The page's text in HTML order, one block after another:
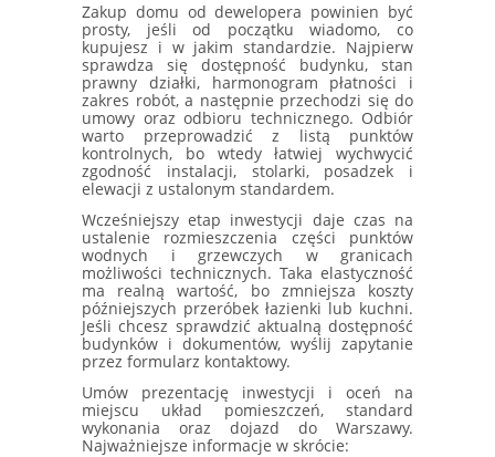
Zakup domu od dewelopera powinien być
prosty, jeśli od początku wiadomo, co
kupujesz i w jakim standardzie. Najpierw
sprawdza się dostępność budynku, stan
prawny działki, harmonogram płatności i
zakres robót, a następnie przechodzi się do
umowy oraz odbioru technicznego. Odbiór
warto przeprowadzić z listą punktów
kontrolnych, bo wtedy łatwiej wychwycić
zgodność instalacji, stolarki, posadzek i
elewacji z ustalonym standardem.
Wcześniejszy etap inwestycji daje czas na
ustalenie rozmieszczenia części punktów
wodnych i grzewczych w granicach
możliwości technicznych. Taka elastyczność
ma realną wartość, bo zmniejsza koszty
późniejszych przeróbek łazienki lub kuchni.
Jeśli chcesz sprawdzić aktualną dostępność
budynków i dokumentów, wyślij zapytanie
przez formularz kontaktowy.
Umów prezentację inwestycji i oceń na
miejscu układ pomieszczeń, standard
wykonania oraz dojazd do Warszawy.
Najważniejsze informacje w skrócie: